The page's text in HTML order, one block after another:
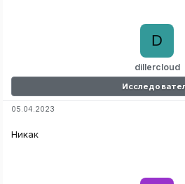
dillercloud
D
05.04.2023
Никак